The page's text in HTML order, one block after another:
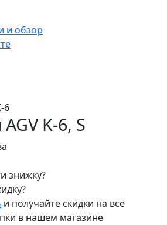
и обзор
K-6, S
и получайте скидки на все
в нашем магазине